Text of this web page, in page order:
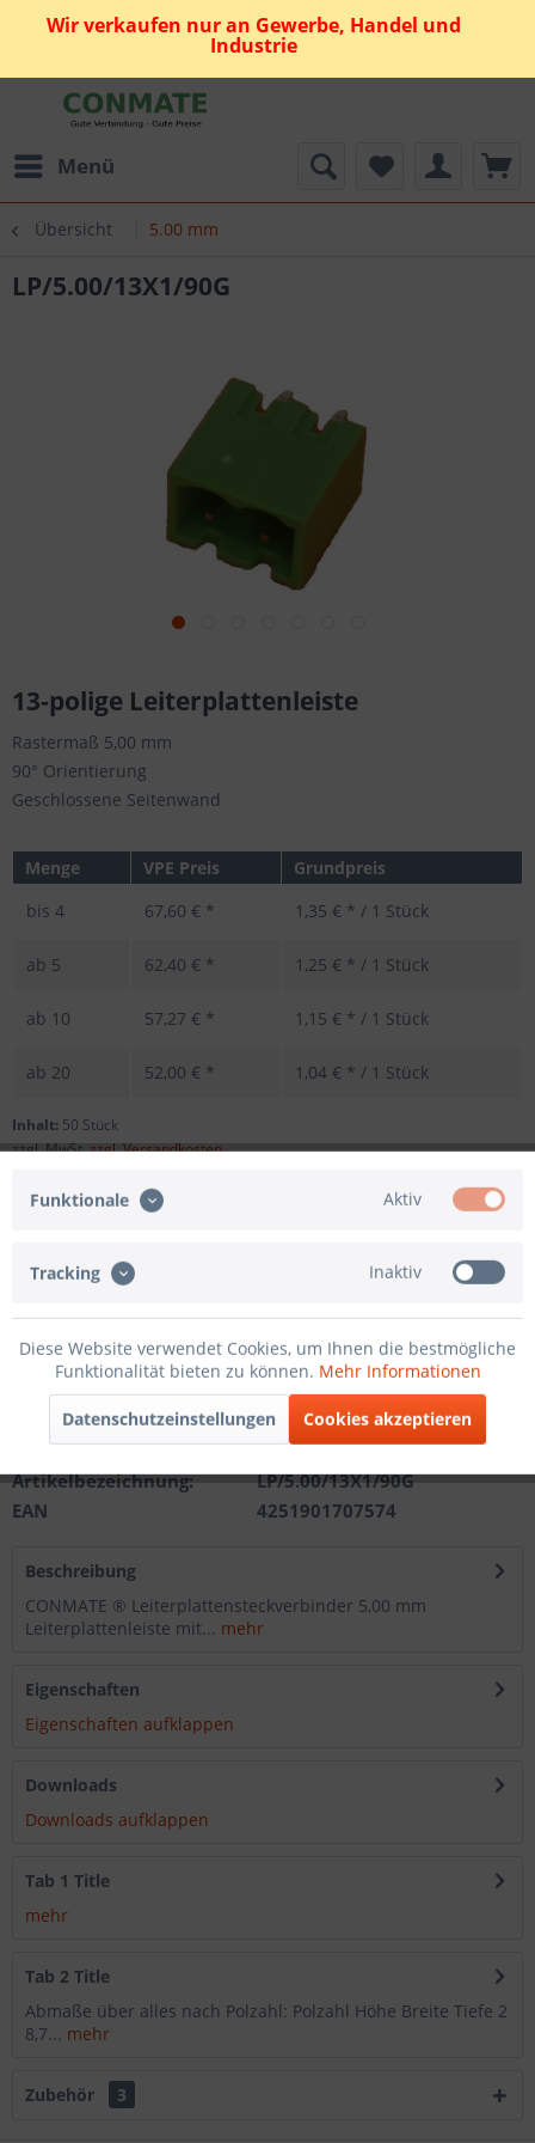
Wir verkaufen nur an Gewerbe, Handel und
Industrie
Menü
Übersicht 5.00 mm
LP/5.00/13X1/90G
13-polige Leiterplattenleiste
Rastermaß 5,00 mm
90° Orientierung
Geschlossene Seitenwand
Menge VPE Preis
Grundpreis
bis 4 67,60 € * 1,35 € * / 1 Stück
ab 5 62,40 € * 1,25 € * / 1 Stück
ab 10 57,27 € * 1,15 € * / 1 Stück
ab 20 52,00 € * 1,04 € * / 1 Stück
Inhalt: 50 Stück
zzgl. MwSt.zzgl. Versandkosten
In den Warenkorb
Merken
Artikel-Nr.:
201210411213
Artikelbezeichnung:
LP/5.00/13X1/90G
EAN
4251901707574
Beschreibung
CONMATE ® Leiterplattensteckverbinder 5,00 mm
Leiterplattenleiste mit... mehr
Eigenschaften
Eigenschaften aufklappen
Downloads
Downloads aufklappen
Tab 1 Title
mehr
Tab 2 Title
Abmaße über alles nach Polzahl: Polzahl Höhe Breite Tiefe 2
8,7... mehr
Zubehör 3
Funktionale Aktiv
Tracking Inaktiv
Diese Website verwendet Cookies, um Ihnen die bestmögliche
Funktionalität bieten zu können. Mehr Informationen
Datenschutzeinstellungen Cookies akzeptieren